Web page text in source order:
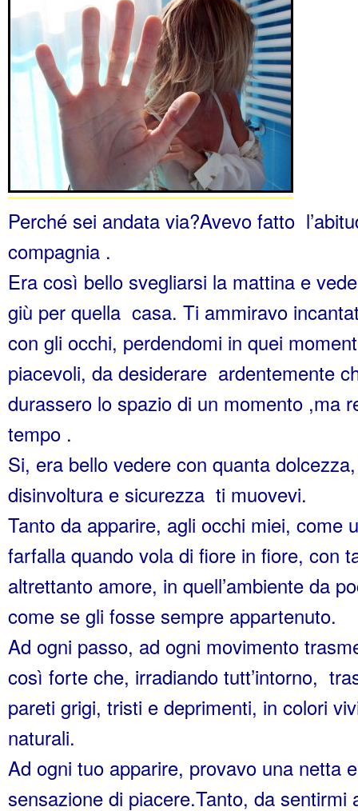
Perché sei andata via?Avevo fatto
compagnia .
Era così bello svegliarsi la mattina e
giù per quella casa. Ti ammiravo
con gli occhi, perdendomi in quei
piacevoli, da desiderare ardentemente
durassero lo spazio di un momento ,ma
tempo .
Si, era bello vedere con quanta
disinvoltura e sicurezza ti muovevi.
Tanto da apparire, agli occhi miei, come
farfalla quando vola di fiore in fiore, con
altrettanto amore, in quell’ambiente da
come se gli fosse sempre appartenuto.
Ad ogni passo, ad ogni movimento
così forte che, irradiando tutt’intorno,
pareti grigi, tristi e deprimenti, in colori
naturali.
Ad ogni tuo apparire, provavo una netta
sensazione di piacere.Tanto, da sentirmi